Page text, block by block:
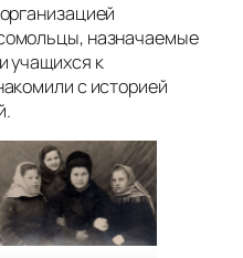
назначаемые
учащихся к
с историей